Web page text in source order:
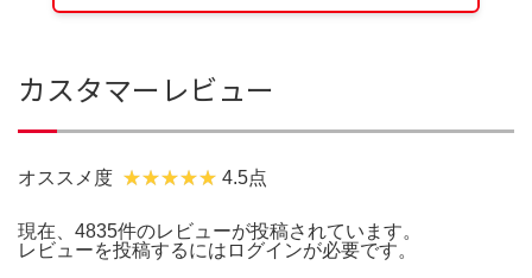
カスタマーレビュー
オススメ度 4.5点
現在、4835件のレビューが投稿されています。
レビューを投稿するには ログインが必要です。